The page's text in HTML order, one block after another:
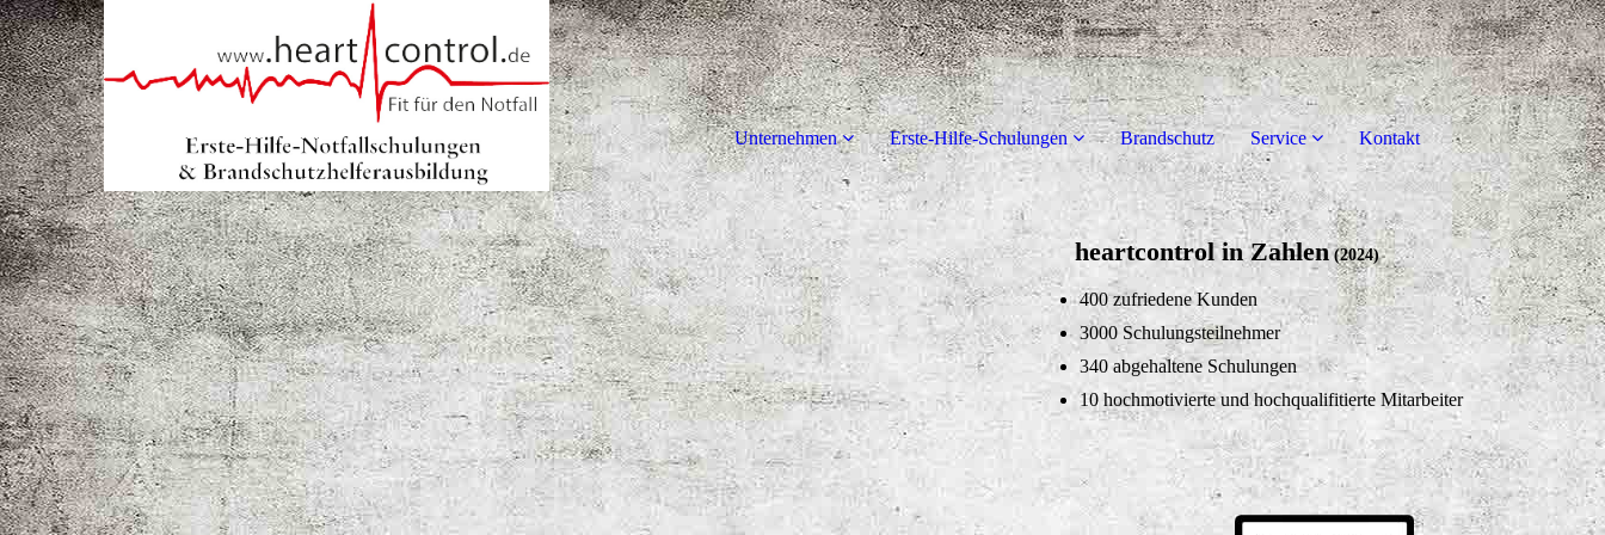
Unternehmen Erste-Hilfe-Schulungen Brandschutz Service Kontakt
heartcontrol in Zahlen(2024)
400 zufriedene Kunden
3000 Schulungsteilnehmer
340 abgehaltene Schulungen
10 hochmotivierte und hochqualifitierte Mitarbeiter